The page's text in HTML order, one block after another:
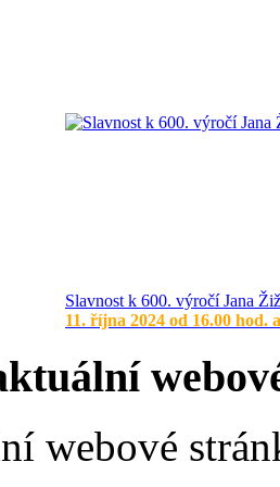
Slavnost k 600. výročí Jana
11. října 2024 od 16.00 hod.
webové